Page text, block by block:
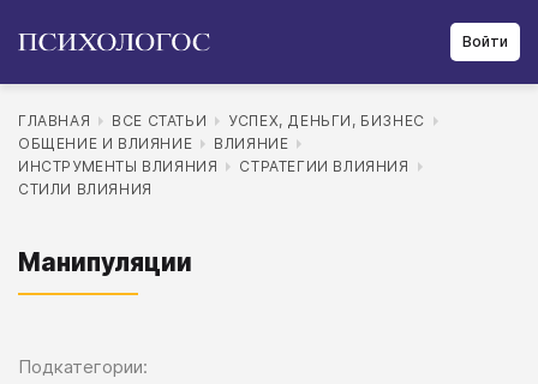
Войти
ГЛАВНАЯ ВСЕ СТАТЬИ
УСПЕХ, ДЕНЬГИ, БИЗНЕС
ОБЩЕНИЕ И ВЛИЯНИЕ
ВЛИЯНИЕ
ИНСТРУМЕНТЫ ВЛИЯНИЯ
СТРАТЕГИИ ВЛИЯНИЯ
СТИЛИ ВЛИЯНИЯ
Манипуляции
Подкатегории: